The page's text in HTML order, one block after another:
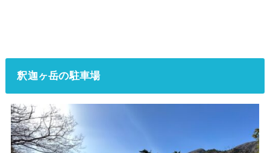
釈迦ヶ岳の駐車場